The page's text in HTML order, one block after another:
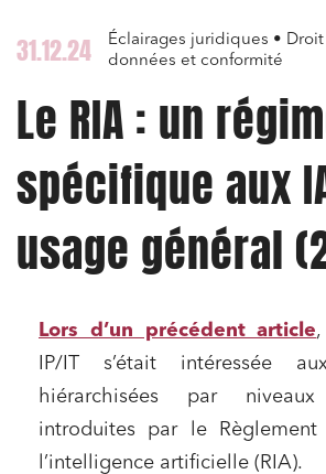
31.12.24
Éclairages juridiques •
données et conformité
Le RIA : un
spécifique aux
usage général
Lors d’un précédent article
IP/IT s’était intéressée
hiérarchisées par
introduites par le Règlement
l’intelligence artificielle (RIA).